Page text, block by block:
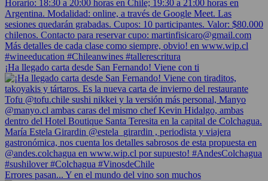
¡Ha llegado carta desde San Fernando! Viene con ti
Errores pasan... Y en el mundo del vino son muchos